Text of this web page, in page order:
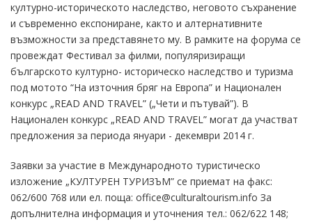
културно-историческото наследство, неговото съхранение
и съвременно експониране, както и алтернативните
възможности за представянето му. В рамките на форума се
провеждат Фестивал за филми, популяризиращи
българското културно- историческо наследство и туризма
под мотото “На източния бряг на Европа” и Национален
конкурс „READ AND TRAVEL” („Чети и пътувай”). В
Национален конкурс „READ AND TRAVEL” могат да участват
предложения за периода януари - декември 2014 г.
Заявки за участие в Международното туристическо
изложение „КУЛТУРЕН ТУРИЗЪМ” се приемат на факс:
062/600 768 или ел. поща: office@culturaltourism.info За
допълнителна информация и уточнения тел.: 062/622 148;